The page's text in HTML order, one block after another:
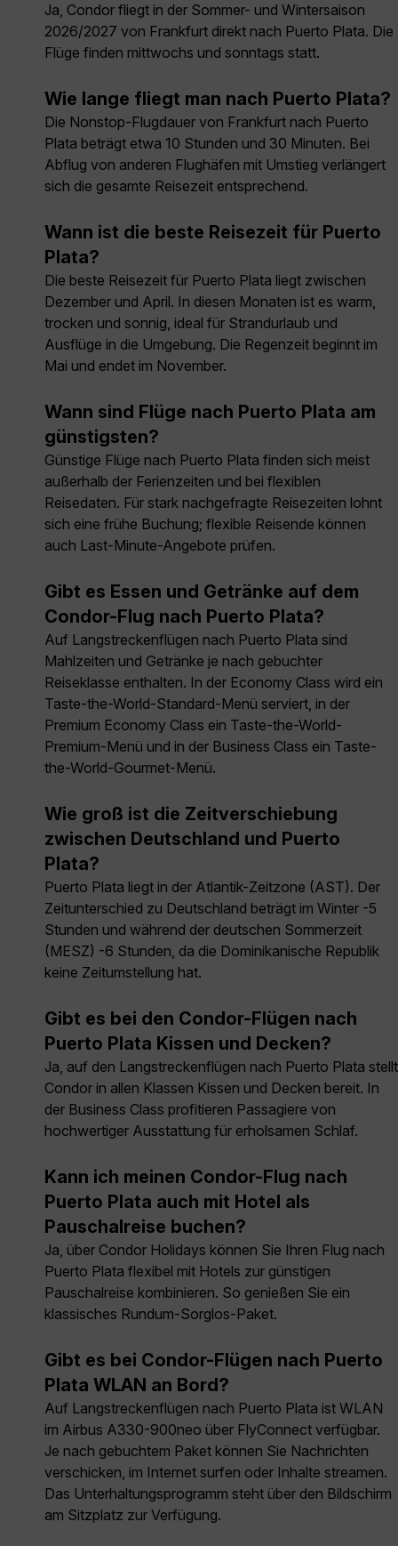
Ja, Condor fliegt in der Sommer- und Wintersaison
2026/2027 von Frankfurt direkt nach Puerto Plata. Die
Flüge finden mittwochs und sonntags statt.
Wie lange fliegt man nach Puerto Plata?
Die Nonstop-Flugdauer von Frankfurt nach Puerto
Plata beträgt etwa 10 Stunden und 30 Minuten. Bei
Abflug von anderen Flughäfen mit Umstieg verlängert
sich die gesamte Reisezeit entsprechend.
Wann ist die beste Reisezeit für Puerto
Plata?
Die beste Reisezeit für Puerto Plata liegt zwischen
Dezember und April. In diesen Monaten ist es warm,
trocken und sonnig, ideal für Strandurlaub und
Ausflüge in die Umgebung. Die Regenzeit beginnt im
Mai und endet im November.
Wann sind Flüge nach Puerto Plata am
günstigsten?
Günstige Flüge nach Puerto Plata finden sich meist
außerhalb der Ferienzeiten und bei flexiblen
Reisedaten. Für stark nachgefragte Reisezeiten lohnt
sich eine frühe Buchung; flexible Reisende können
auch Last-Minute-Angebote prüfen.
Gibt es Essen und Getränke auf dem
Condor-Flug nach Puerto Plata?
Auf Langstreckenflügen nach Puerto Plata sind
Mahlzeiten und Getränke je nach gebuchter
Reiseklasse enthalten. In der Economy Class wird ein
Taste-the-World-Standard-Menü serviert, in der
Premium Economy Class ein Taste-the-World-
Premium-Menü und in der Business Class ein Taste-
the-World-Gourmet-Menü.
Wie groß ist die Zeitverschiebung
zwischen Deutschland und Puerto
Plata?
Puerto Plata liegt in der Atlantik-Zeitzone (AST). Der
Zeitunterschied zu Deutschland beträgt im Winter -5
Stunden und während der deutschen Sommerzeit
(MESZ) -6 Stunden, da die Dominikanische Republik
keine Zeitumstellung hat.
Gibt es bei den Condor-Flügen nach
Puerto Plata Kissen und Decken?
Ja, auf den Langstreckenflügen nach Puerto Plata stellt
Condor in allen Klassen Kissen und Decken bereit. In
der Business Class profitieren Passagiere von
hochwertiger Ausstattung für erholsamen Schlaf.
Kann ich meinen Condor-Flug nach
Puerto Plata auch mit Hotel als
Pauschalreise buchen?
Ja, über Condor Holidays können Sie Ihren Flug nach
Puerto Plata flexibel mit Hotels zur günstigen
Pauschalreise kombinieren. So genießen Sie ein
klassisches Rundum-Sorglos-Paket.
Gibt es bei Condor-Flügen nach Puerto
Plata WLAN an Bord?
Auf Langstreckenflügen nach Puerto Plata ist WLAN
im Airbus A330-900neo über FlyConnect verfügbar.
Je nach gebuchtem Paket können Sie Nachrichten
verschicken, im Internet surfen oder Inhalte streamen.
Das Unterhaltungsprogramm steht über den Bildschirm
am Sitzplatz zur Verfügung.